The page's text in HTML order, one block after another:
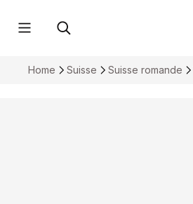
Home Suisse Suisse romande